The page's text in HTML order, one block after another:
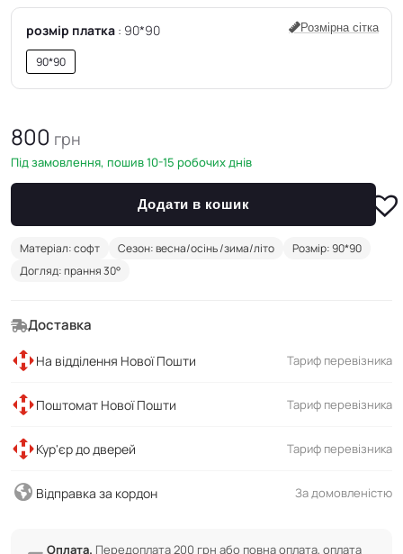
розмір платка 90*90 Розмірна сітка
90*90
800 грн
Під замовлення, пошив 10-15 робочих днів
Додати в кошик
Матеріал: софт Сезон: весна/осінь /зима/літо
Розмір: 90*90
Догляд: прання 30°
Доставка
На відділення Нової Пошти Тариф перевізника
Поштомат Нової Пошти Тариф перевізника
Кур'єр до дверей Тариф перевізника
Відправка за кордон За домовленістю
Оплата. Передоплата 200 грн або повна оплата, оплата